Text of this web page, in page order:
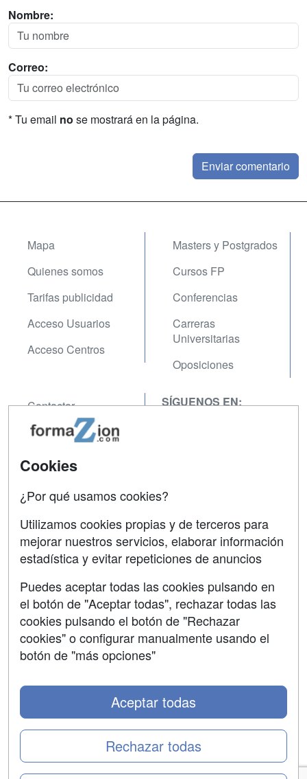
Nombre:
Correo:
* Tu email no se mostrará en la página.
Mapa
Quienes somos
Tarifas publicidad
Acceso Usuarios
Acceso Centros
Masters y Postgrados
Cursos FP
Conferencias
Carreras
Universitarias
Oposiciones
Contactar
Confidencialidad
Aviso legal
SÍGUENOS EN:
Grupo formazion:
Copyright 2000-2026 Formazion Web, S.L. - Calle
Fermín Caballero, 62 - 28034 Madrid Tel: 91 533 70 78
Cookies
¿Por qué usamos cookies?
Utilizamos cookies propias y de terceros para
mejorar nuestros servicios, elaborar información
estadística y evitar repeticiones de anuncios
Puedes aceptar todas las cookies pulsando en
el botón de "Aceptar todas", rechazar todas las
cookies pulsando el botón de "Rechazar
cookies" o configurar manualmente usando el
botón de "más opciones"
Rechazar todas
Aceptar todas